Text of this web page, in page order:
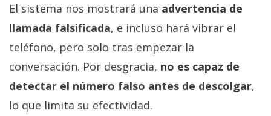
El sistema nos mostrará una advertencia de
llamada falsificada, e incluso hará vibrar el
teléfono, pero solo tras empezar la
conversación. Por desgracia, no es capaz de
detectar el número falso antes de descolgar,
lo que limita su efectividad.